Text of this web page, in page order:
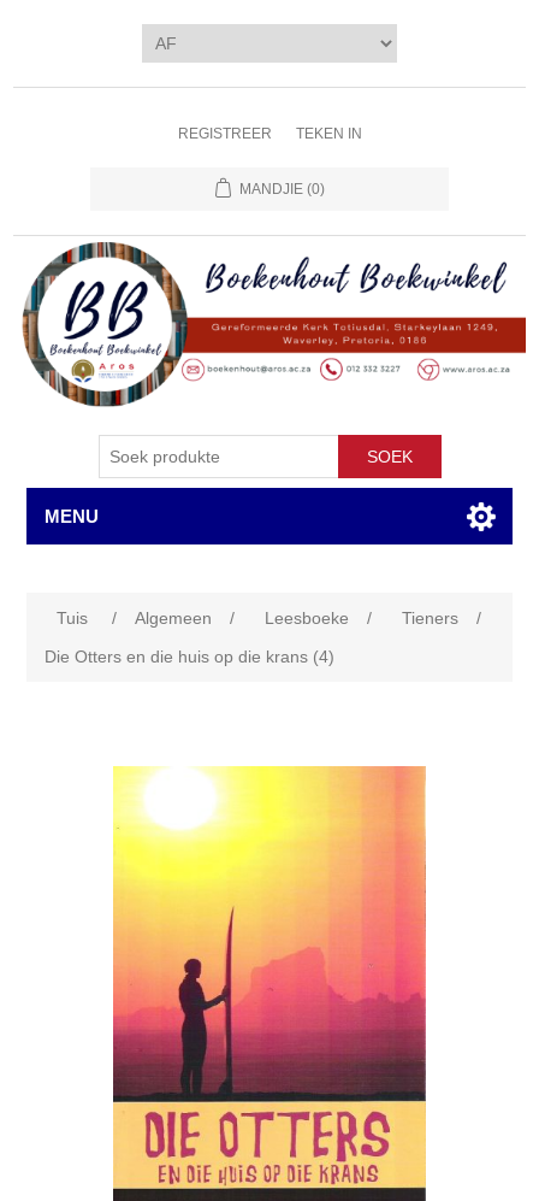
REGISTREER TEKEN IN
MANDJIE (0)
SOEK
MENU
Tuis / Algemeen / Leesboeke / Tieners
/
Die Otters en die huis op die krans (4)